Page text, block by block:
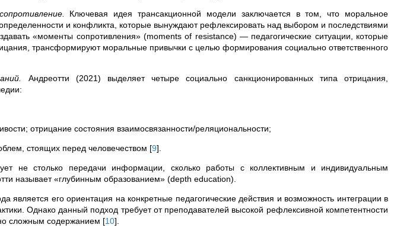
Ключевая идея трансакционной модели заключается в том, что моральное
и конфликта, которые вынуждают рефлексировать над выбором и последствиями
«моменты сопротивления» (moments of resistance) — педагогические ситуации, которые
трансформируют моральные привычки с целью формирования социально ответственного
Андреотти (2021) выделяет четыре социально санкционированных типа отрицания,
отрицание состояния взаимосвязанности/реляциональности;
стоящих перед человечеством [9]
не столько передачи информации, сколько работы с коллективным и индивидуальным
называет «глубинным образованием» (depth education)
является его ориентация на конкретные педагогические действия и возможность интеграции в
Однако данный подход требует от преподавателей высокой рефлексивной компетентности
сложным содержанием [10]